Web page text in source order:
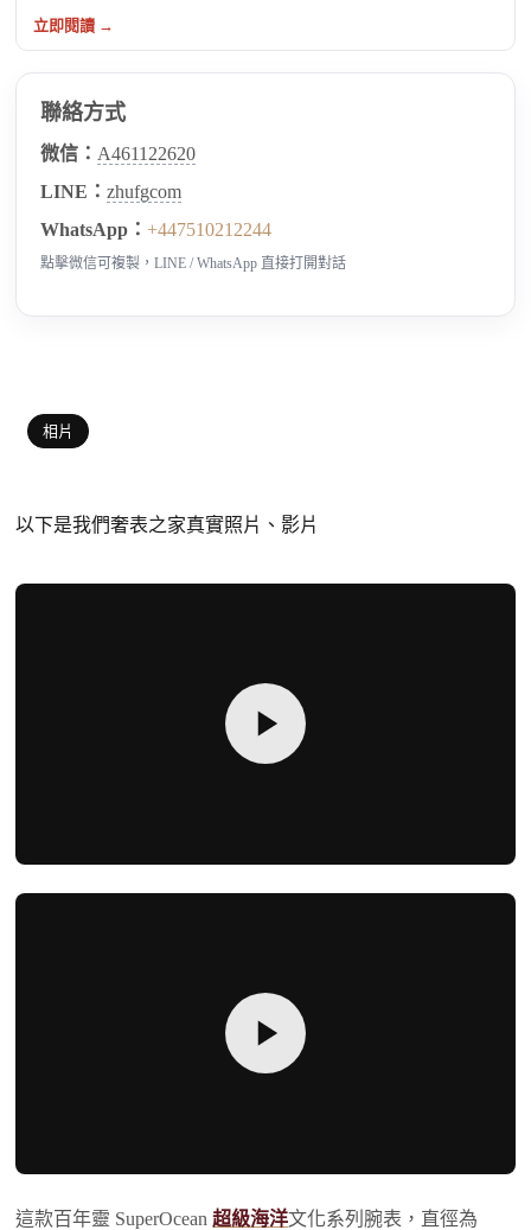
立即閱讀 →
聯絡方式
微信： A461122620
LINE：zhufgcom
WhatsApp：+447510212244
點擊微信可複製，LINE / WhatsApp 直接打開對話
相片
以下是我們奢表之家真實照片、影片
這款百年靈 SuperOcean超級海洋文化系列腕表，直徑為